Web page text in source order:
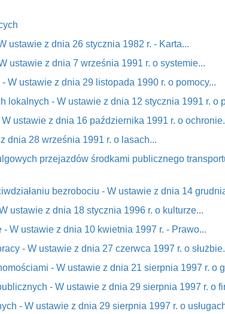
ustawie z dnia 26 stycznia 1982 r. - Karta...
ustawie z dnia 7 września 1991 r. o systemie...
W ustawie z dnia 29 listopada 1990 r. o pomocy...
lokalnych - W ustawie z dnia 12 stycznia 1991 r. o
ustawie z dnia 16 października 1991 r. o
dnia 28 września 1991 r. o lasach...
przejazdów środkami publicznego
bezrobociu - W ustawie z dnia 14
ustawie z dnia 18 stycznia 1996 r. o kulturze...
W ustawie z dnia 10 kwietnia 1997 r. - Prawo...
- W ustawie z dnia 27 czerwca 1997 r. o
- W ustawie z dnia 21 sierpnia 1997 r. o
- W ustawie z dnia 29 sierpnia 1997 r. o
- W ustawie z dnia 29 sierpnia 1997 r. o